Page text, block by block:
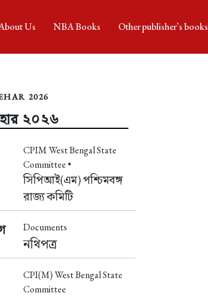
Us NBA Books Other publisher’s books
2026
২০২৬
CPIM West Bengal State
Committee •
সিপিআই(এম) পশ্চিমবঙ্গ
রাজ্য কমিটি
Documents
নথিপত্র
CPI(M) West Bengal State
Committee